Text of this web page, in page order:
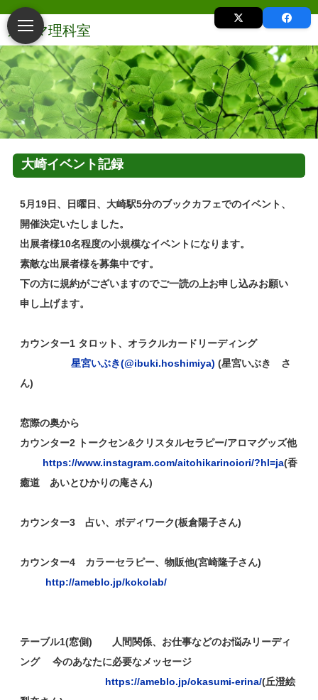
大崎イベント記録
5月19日、日曜日、大崎駅5分のブックカフェでのイベント、
開催決定いたしました。
出展者様10名程度の小規模なイベントになります。
素敵な出展者様を募集中です。
下の方に規約がございますのでご一読の上お申し込みお願い
申し上げます。
カウンター1 タロット、オラクルカードリーディング
星宮いぶき(@ibuki.hoshimiya)(星宮いぶき さ
ん)
窓際の奥から
カウンター2 トークセン&クリスタルセラピー/アロマグッズ他
https://www.instagram.com/aitohikarinoiori/?hl=ja(香
癒道 あいとひかりの庵さん)
カウンター3 占い、ボディワーク(板倉陽子さん)
カウンター4​​​​​​ カラーセラピー、物販他(宮崎隆子さん)
http://ameblo.jp/kokolab/
テーブル1(窓側) 人間関係、お仕事などのお悩みリーディ
ング 今のあなたに必要なメッセージ
https://ameblo.jp/okasumi-erina/(丘澄絵